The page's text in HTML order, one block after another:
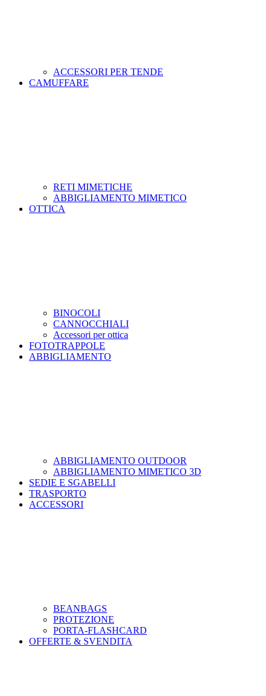
ACCESSORI PER TENDE
CAMUFFARE
RETI MIMETICHE
ABBIGLIAMENTO MIMETICO
OTTICA
BINOCOLI
CANNOCCHIALI
Accessori per ottica
FOTOTRAPPOLE
ABBIGLIAMENTO
ABBIGLIAMENTO OUTDOOR
ABBIGLIAMENTO MIMETICO 3D
SEDIE E SGABELLI
TRASPORTO
ACCESSORI
BEANBAGS
PROTEZIONE
PORTA-FLASHCARD
OFFERTE & SVENDITA